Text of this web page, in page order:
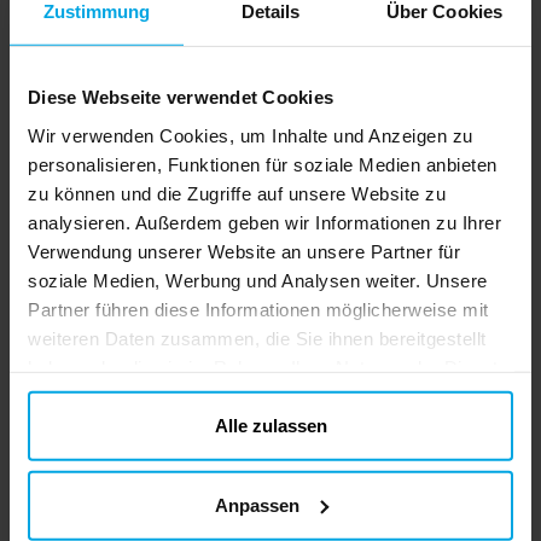
Zustimmung Details Über Cookies
Diese Webseite verwendet Cookies
Wir verwenden Cookies, um Inhalte und Anzeigen zu
personalisieren, Funktionen für soziale Medien anbieten
zu können und die Zugriffe auf unsere Website zu
analysieren. Außerdem geben wir Informationen zu Ihrer
Verwendung unserer Website an unsere Partner für
soziale Medien, Werbung und Analysen weiter. Unsere
Partner führen diese Informationen möglicherweise mit
weiteren Daten zusammen, die Sie ihnen bereitgestellt
gesammelt haben. Ihre Einwilligung können Sie jederzeit.
Alle zulassen
Anpassen
Unterwasserparty!
3,49 €
SpongeBob - Pappbecher 220 ml,
8er-Pack
Welt von SpongeBob. Die Becher fassen ca.
220 ml und sind perfekt, um Säfte oder
andere Getränke auf einer farbenfrohen
Kindergeburtstagsparty zu servieren!
Preis 3,29 €
3,29 €
IN DEN KORB
SpongeBob - Kuchenteller 8er-
Pack
Freunden in lebendigen Farben. Sie haben
einen Durchmesser von ca. 18 cm und
eignen sich perfekt für Kuchen, Snacks
2,99 € 3,29 €